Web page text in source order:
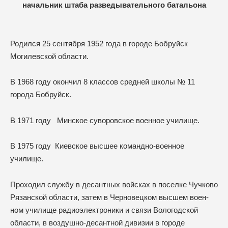
начальник штаба разведывательного батальона
Родился 25 сентября 1952 года в городе Бобруйск
Могилевской области.
В 1968 году окон­чил 8 классов средней школы № 11
города Бобруйск.
В 1971 году Минское суворовское военное училище.
В 1975 году Киевское высшее командно-военное
училище.
Проходил службу в десантных войсках в поселке Чучково
Рязанской области, затем в Черновецком высшем воен­
ном училище радиоэлектроники и связи Вологодской
области, в воздушно-десантной дивизии в городе